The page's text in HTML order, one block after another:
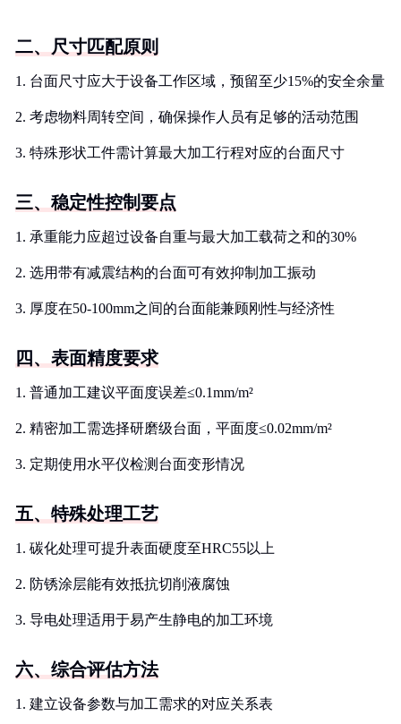
二、尺寸匹配原则
1. 台面尺寸应大于设备工作区域，预留至少15%的安全余量
2. 考虑物料周转空间，确保操作人员有足够的活动范围
3. 特殊形状工件需计算最大加工行程对应的台面尺寸
三、稳定性控制要点
1. 承重能力应超过设备自重与最大加工载荷之和的30%
2. 选用带有减震结构的台面可有效抑制加工振动
3. 厚度在50-100mm之间的台面能兼顾刚性与经济性
四、表面精度要求
1. 普通加工建议平面度误差≤0.1mm/m²
2. 精密加工需选择研磨级台面，平面度≤0.02mm/m²
3. 定期使用水平仪检测台面变形情况
五、特殊处理工艺
1. 碳化处理可提升表面硬度至HRC55以上
2. 防锈涂层能有效抵抗切削液腐蚀
3. 导电处理适用于易产生静电的加工环境
六、综合评估方法
1. 建立设备参数与加工需求的对应关系表